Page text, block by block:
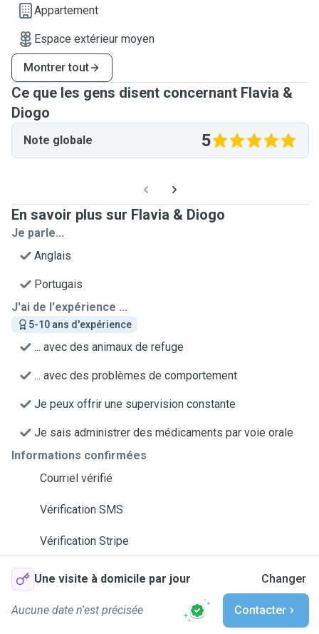
Appartement
Espace extérieur moyen
Montrer tout
Ce que les gens disent concernant Flavia &
Diogo
Note globale 5
En savoir plus sur Flavia & Diogo
Je parle...
Anglais
Portugais
J'ai de l'expérience ...
5-10 ans d'expérience
... avec des animaux de refuge
... avec des problèmes de comportement
Je peux offrir une supervision constante
Je sais administrer des médicaments par voie orale
Informations confirmées
Courriel vérifié
Vérification SMS
Vérification Stripe
Une visite à domicile par jour Changer
Aucune date n'est précisée Contacter